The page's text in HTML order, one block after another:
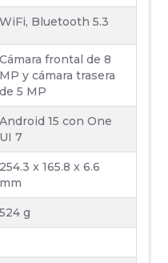
WiFi, Bluetooth 5.3
Cámara frontal de 8
MP y cámara trasera
de 5 MP
Android 15 con One
UI 7
254.3 x 165.8 x 6.6
mm
524 g